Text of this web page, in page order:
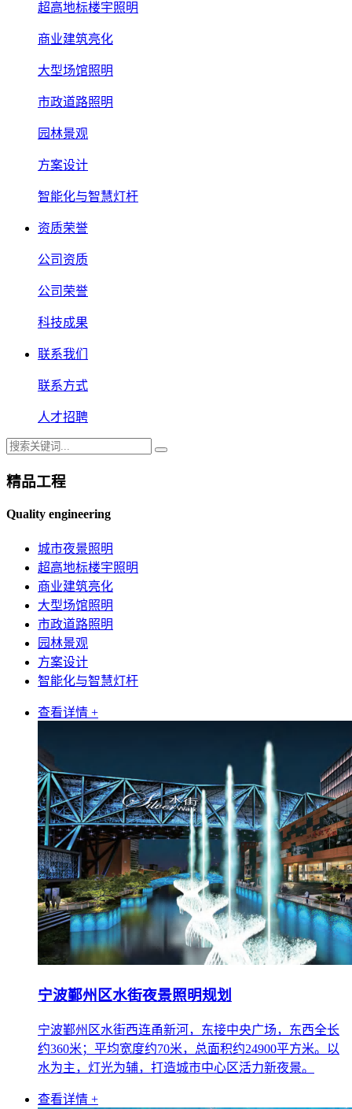
超高地标楼宇照明
商业建筑亮化
大型场馆照明
市政道路照明
园林景观
方案设计
智能化与智慧灯杆
资质荣誉
公司资质
公司荣誉
科技成果
联系我们
联系方式
人才招聘
精品工程
Quality engineering
城市夜景照明
超高地标楼宇照明
商业建筑亮化
大型场馆照明
市政道路照明
园林景观
方案设计
智能化与智慧灯杆
查看详情 +
宁波鄞州区水街夜景照明规划
宁波鄞州区水街西连甬新河，东接中央广场，东西全长
约360米；平均宽度约70米，总面积约24900平方米。以
水为主，灯光为辅，打造城市中心区活力新夜景。
查看详情 +